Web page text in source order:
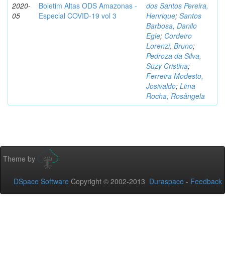
2020-
05
Boletim Altas ODS Amazonas -
Especial COVID-19 vol 3
dos Santos Pereira,
Henrique; Santos
Barbosa, Danilo
Egle; Cordeiro
Lorenzi, Bruno;
Pedroza da Silva,
Suzy Cristina;
Ferreira Modesto,
Josivaldo; Lima
Rocha, Rosângela
Theme by
DSpace Software Copyright © 2002-2013 Duraspace - Feedback